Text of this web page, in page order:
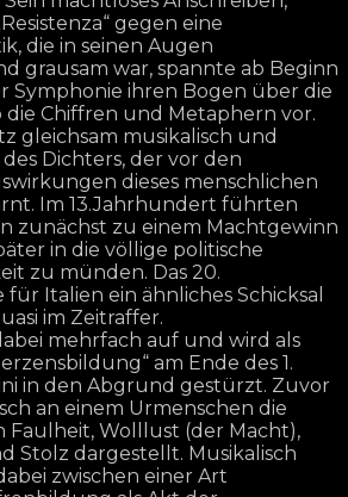
gegen eine
die in seinen Augen
grausam war, spannte ab Beginn
Symphonie ihren Bogen über die
Chiffren und Metaphern vor.
gleichsam musikalisch und
Dichters, der vor den
dieses menschlichen
Im 13.Jahrhundert führten
zunächst zu einem Machtgewinn
in die völlige politische
zu münden. Das 20.
Italien ein ähnliches Schicksal
im Zeitraffer.
mehrfach auf und wird als
am Ende des 1.
in den Abgrund gestürzt. Zuvor
an einem Urmenschen die
Faulheit, Wolllust (der Macht),
Stolz dargestellt. Musikalisch
zwischen einer Art